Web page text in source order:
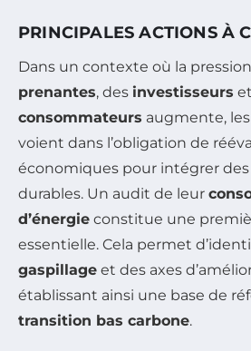
PRINCIPALES ACTIONS À
Dans un contexte où la
prenantes, des investisseurs
consommateurs augmente,
voient dans l’obligation de
économiques pour intégrer
durables. Un audit de leur
d’énergie constitue une
essentielle. Cela permet
gaspillage et des axes
établissant ainsi une base de
transition bas carbone.